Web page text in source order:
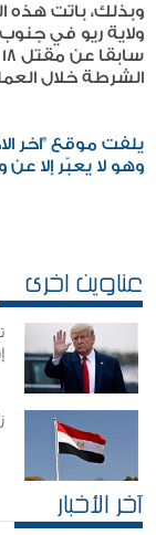
وبذلك، باتت هذه
ولاية ريو في
الشرطة خلال العملية
يلفت موقع "اخر
وهو لا يعبّر إلا
عناوين اخرى
آخر الأخبار